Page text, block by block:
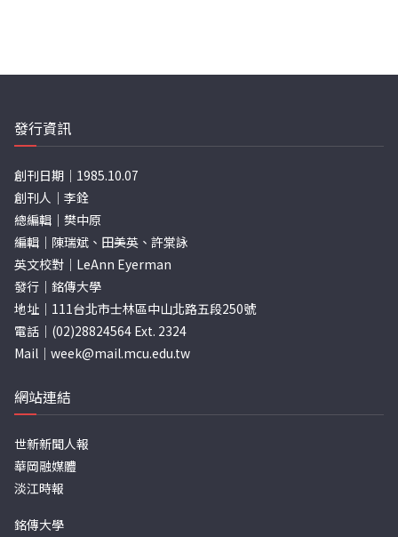
發行資訊
創刊日期｜1985.10.07
創刊人｜李銓
總編輯｜樊中原
編輯｜陳瑞斌、田美英、許棠詠
英文校對｜LeAnn Eyerman
發行｜銘傳大學
地址｜111台北市士林區中山北路五段250號
電話｜(02)28824564 Ext. 2324
Mail｜ week@mail.mcu.edu.tw
網站連結
世新新聞人報
華岡融媒體
淡江時報
銘傳大學